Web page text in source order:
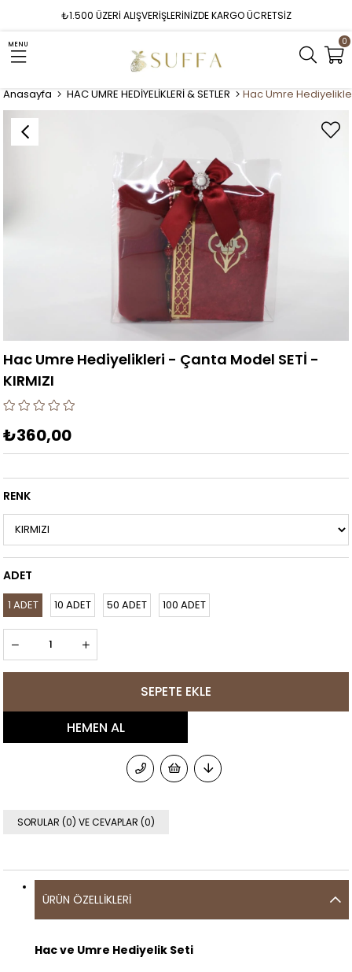
₺1.500 ÜZERİ ALIŞVERİŞLERİNİZDE KARGO ÜCRETSİZ
MENU 0
Anasayfa HAC UMRE HEDİYELİKLERİ & SETLER Hac Umre
Hac Umre Hediyelikleri - Çanta Model SETİ -
KIRMIZI
₺360,00
RENK
ADET
1 ADET 10 ADET 50 ADET 100 ADET
SORULAR (0) VE CEVAPLAR (0)
ÜRÜN ÖZELLIKLERI
Hac ve Umre Hediyelik Seti